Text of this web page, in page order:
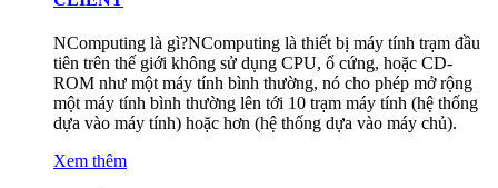
NComputing là gì?NComputing là thiết bị máy tính trạm đầu
tiên trên thế giới không sử dụng CPU, ổ cứng, hoặc CD-
ROM như một máy tính bình thường, nó cho phép mở rộng
một máy tính bình thường lên tới 10 trạm máy tính (hệ thống
dựa vào máy tính) hoặc hơn (hệ thống dựa vào máy chủ).
Xem thêm